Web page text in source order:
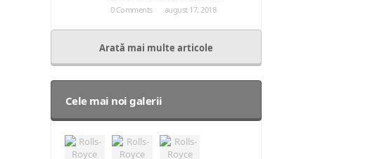
0 Comments
august 17, 2018
Arată mai multe articole
Cele mai noi galerii